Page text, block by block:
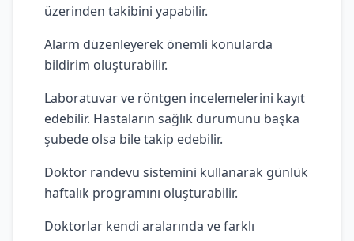
üzerinden takibini yapabilir.
Alarm düzenleyerek önemli konularda
bildirim oluşturabilir.
Laboratuvar ve röntgen incelemelerini kayıt
edebilir. Hastaların sağlık durumunu başka
şubede olsa bile takip edebilir.
Doktor randevu sistemini kullanarak günlük
haftalık programını oluşturabilir.
Doktorlar kendi aralarında ve farklı